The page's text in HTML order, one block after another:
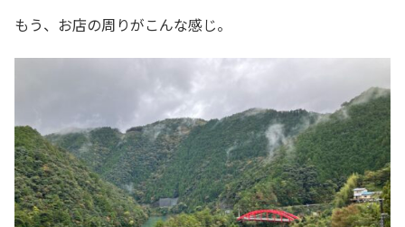
もう、お店の周りがこんな感じ。